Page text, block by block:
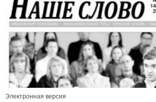
Электронная версия